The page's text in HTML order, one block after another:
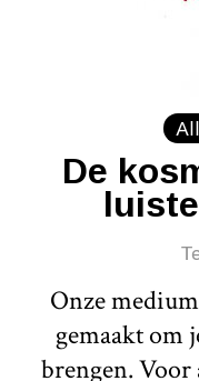
De
Onze
gemaakt om
brengen. Voor